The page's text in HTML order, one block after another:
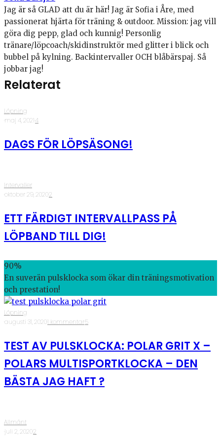
Jag är så GLAD att du är här! Jag är Sofia i Åre, med
passionerat hjärta för träning & outdoor. Mission: jag vill
göra dig pepp, glad och kunnig! Personlig
tränare/löpcoach/skidinstruktör med glitter i blick och
bubbel på kylning. Backintervaller OCH blåbärspaj. Så
jobbar jag!
Relaterat
Löpning
·maj 4, 2021·4
DAGS FÖR LÖPSÄSONG!
Intervaller
·oktober 29, 2020·2
ETT FÄRDIGT INTERVALLPASS PÅ
LÖPBAND TILL DIG!
90%
En suverän pulsklocka som ökar din träningsmotivation
och prestation!
Löpning
·augusti 31, 2020·1 kommentar·5
TEST AV PULSKLOCKA: POLAR GRIT X –
POLARS MULTISPORTKLOCKA – DEN
BÄSTA JAG HAFT ?
Allmänt
·juli 2, 2020·2